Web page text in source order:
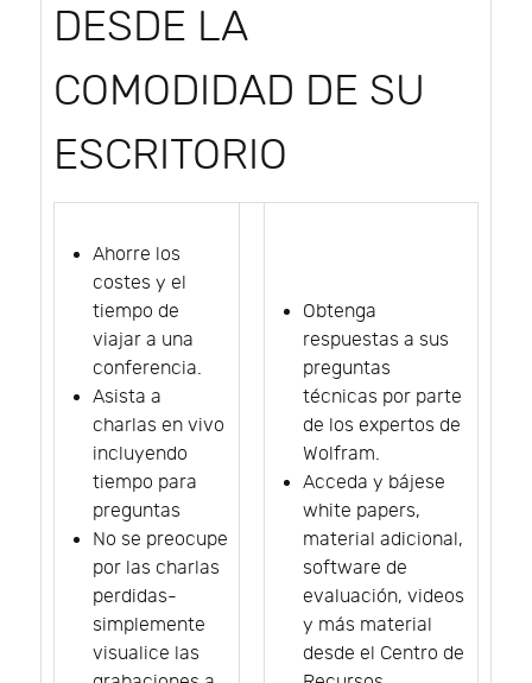
DESDE LA
COMODIDAD DE SU
ESCRITORIO
Ahorre los
costes y el
tiempo de
viajar a una
conferencia.
Asista a
charlas en vivo
incluyendo
tiempo para
preguntas
No se preocupe
por las charlas
perdidas-
simplemente
visualice las
Obtenga
respuestas a sus
preguntas
técnicas por parte
de los expertos de
Wolfram.
Acceda y bájese
white papers,
material adicional,
software de
evaluación, videos
y más material
desde el Centro de